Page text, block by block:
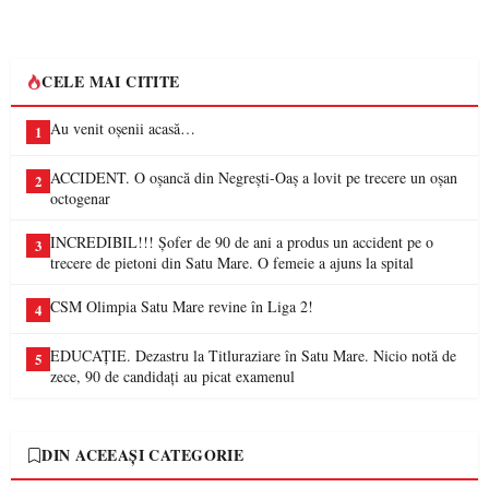
CELE MAI CITITE
1 Au venit oșenii acasă…
2 ACCIDENT. O oșancă din Negrești-Oaș a lovit pe trecere un oșan
octogenar
3 INCREDIBIL!!! Șofer de 90 de ani a produs un accident pe o
trecere de pietoni din Satu Mare. O femeie a ajuns la spital
4 CSM Olimpia Satu Mare revine în Liga 2!
5 EDUCAȚIE. Dezastru la Titluraziare în Satu Mare. Nicio notă de
zece, 90 de candidați au picat examenul
DIN ACEEAȘI CATEGORIE